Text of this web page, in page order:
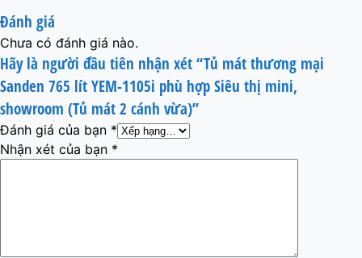
Đánh giá
Chưa có đánh giá nào.
Hãy là người đầu tiên nhận xét “Tủ mát thương mại
Sanden 765 lít YEM-1105i phù hợp Siêu thị mini,
showroom (Tủ mát 2 cánh vừa)”
Đánh giá của bạn *
Nhận xét của bạn *